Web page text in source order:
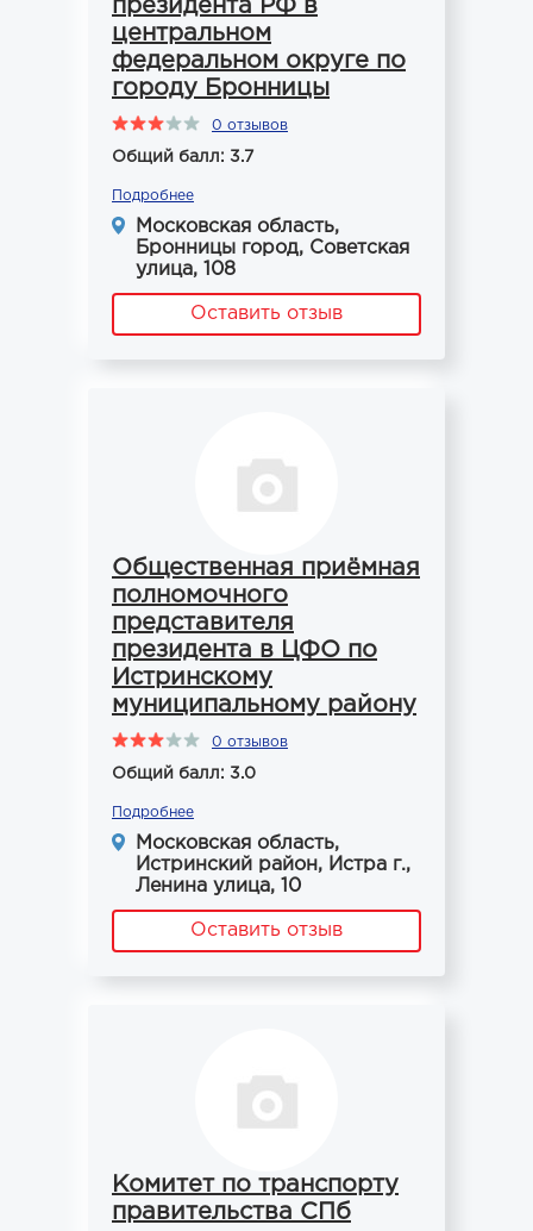
президента РФ в
центральном
федеральном округе по
городу Бронницы
0 отзывов
Общий балл: 3.7
Подробнее
Московская область,
Бронницы город, Советская
улица, 108
Оставить отзыв
Общественная приёмная
полномочного
представителя
президента в ЦФО по
Истринскому
муниципальному району
0 отзывов
Общий балл: 3.0
Подробнее
Московская область,
Истринский район, Истра г.,
Ленина улица, 10
Оставить отзыв
Комитет по транспорту
правительства СПб